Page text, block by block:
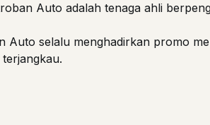
Auto adalah tenaga ahli
Auto selalu menghadirkan promo